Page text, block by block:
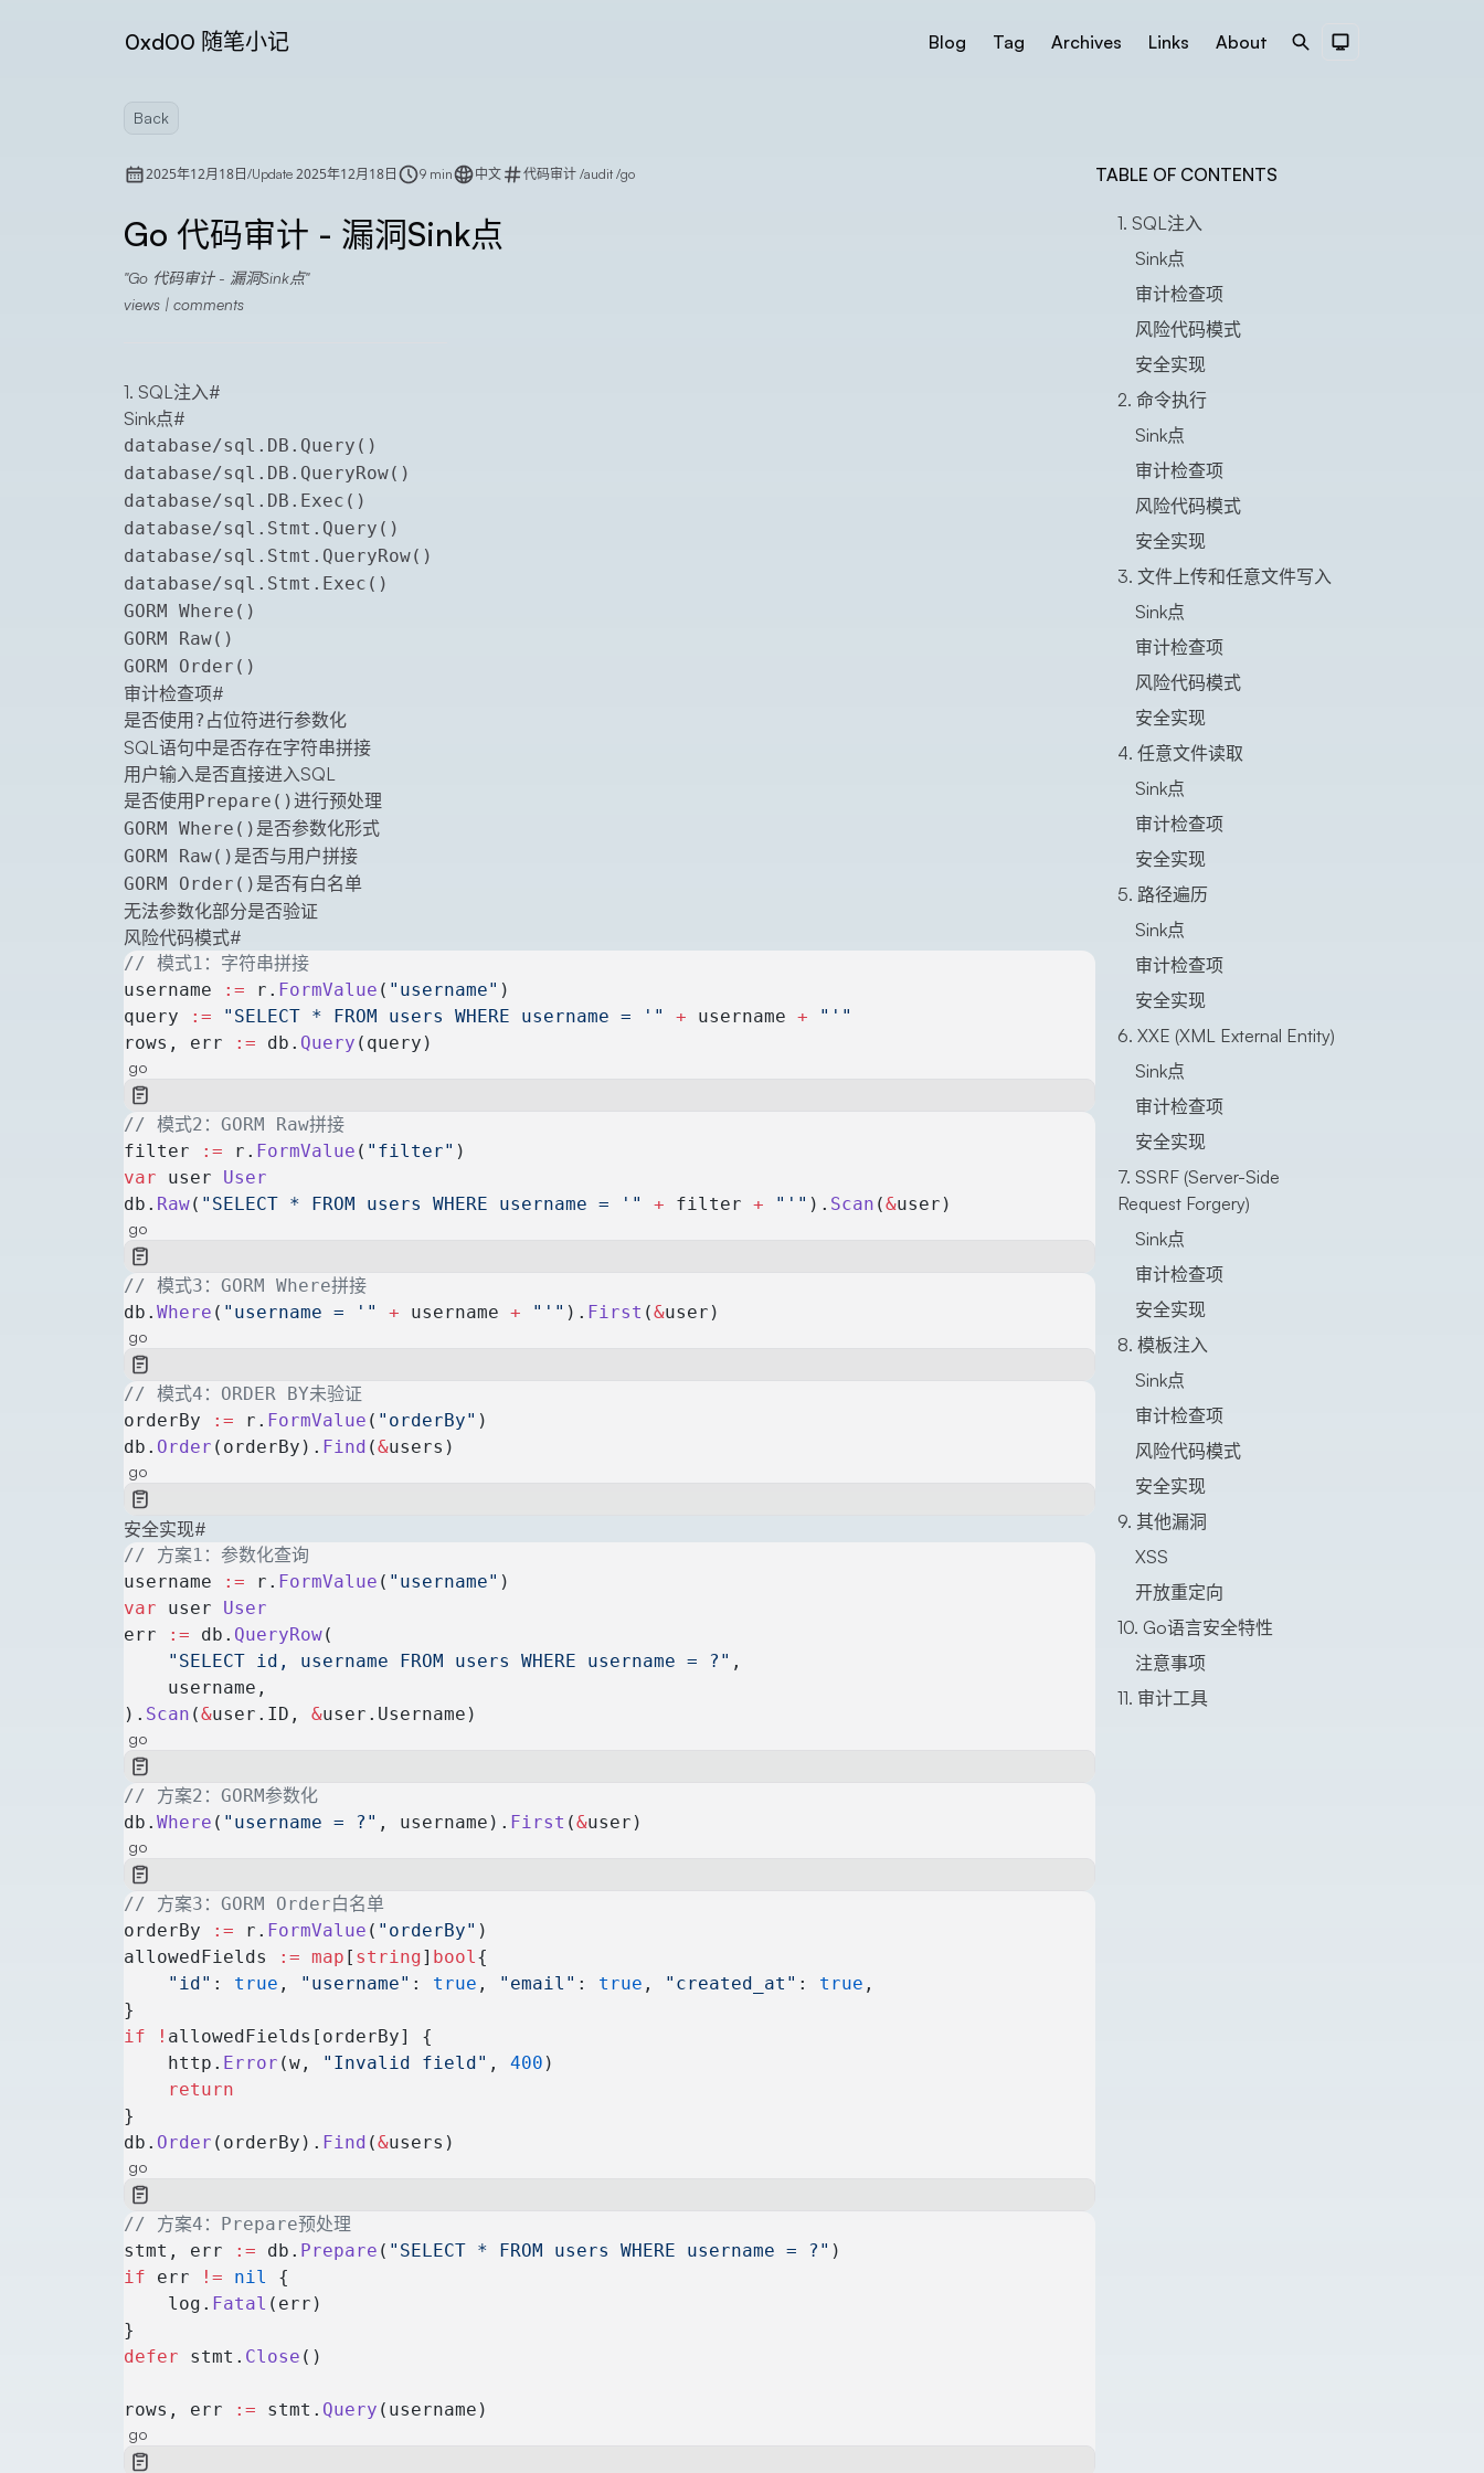
0xd00 随笔小记 Blog Tag Archives Links About SearchDark Theme
Back
TABLE OF CONTENTS
1. SQL注入
Sink点
审计检查项
风险代码模式
安全实现
2. 命令执行
Sink点
审计检查项
风险代码模式
安全实现
3. 文件上传和任意文件写入
Sink点
审计检查项
风险代码模式
安全实现
4. 任意文件读取
Sink点
审计检查项
安全实现
5. 路径遍历
Sink点
审计检查项
安全实现
6. XXE (XML External Entity)
Sink点
审计检查项
安全实现
7. SSRF (Server-Side
Request Forgery)
Sink点
审计检查项
安全实现
8. 模板注入
Sink点
审计检查项
风险代码模式
安全实现
9. 其他漏洞
XSS
开放重定向
10. Go语言安全特性
注意事项
11. 审计工具
2025年12月18日/Update 2025年12月18日 9 min 中文 代码审计 /audit /go
Go 代码审计 - 漏洞Sink点
Go 代码审计 - 漏洞Sink点
views | comments
1. SQL注入#
Sink点#
database/sql.DB.Query()
database/sql.DB.QueryRow()
database/sql.DB.Exec()
database/sql.Stmt.Query()
database/sql.Stmt.QueryRow()
database/sql.Stmt.Exec()
GORM Where()
GORM Raw()
GORM Order()
审计检查项#
是否使用 ? 占位符进行参数化
SQL语句中是否存在字符串拼接
用户输入是否直接进入SQL
是否使用 Prepare()进行预处理
GORM Where() 是否参数化形式
GORM Raw() 是否与用户拼接
GORM Order() 是否有白名单
无法参数化部分是否验证
风险代码模式#
// 模式1：字符串拼接
username
:= r. FormValue ( "username" )
query
:= "SELECT * FROM users WHERE username = '" + username + "'"
rows, err
:= db. Query (query)
go
// 模式2：GORM Raw拼接
filter
:= r. FormValue ( "filter" )
var user User
db. Raw( "SELECT * FROM users WHERE username = '" + filter + "'" ). Scan (&user)
go
// 模式3：GORM Where拼接
db. Where ( "username = '" + username + "'" ). First (&user)
go
// 模式4：ORDER BY未验证
orderBy
:= r. FormValue ( "orderBy" )
db. Order (orderBy). Find (&users)
go
安全实现#
// 方案1：参数化查询
username
:= r. FormValue ( "username" )
var user User
err
:= db. QueryRow(
    "SELECT id, username FROM users WHERE username = ?"
,
    username,
). Scan (&user.ID, &user.Username)
go
// 方案2：GORM参数化
db. Where ( "username = ?" , username). First (&user)
go
// 方案3：GORM Order白名单
orderBy
:= r. FormValue ( "orderBy" )
allowedFields
:= map [ string] bool{
    "id"
: true , "username" : true , "email" : true , "created_at" : true ,
}
if ! allowedFields[orderBy] {
    http.
Error (w, "Invalid field" , 400 )
    return
}
db. Order (orderBy). Find (&users)
go
// 方案4：Prepare预处理
stmt, err
:= db. Prepare ( "SELECT * FROM users WHERE username = ?" )
if err != nil
{
    log.
Fatal (err)
}
defer stmt. Close ()
rows, err := stmt. Query (username)
go